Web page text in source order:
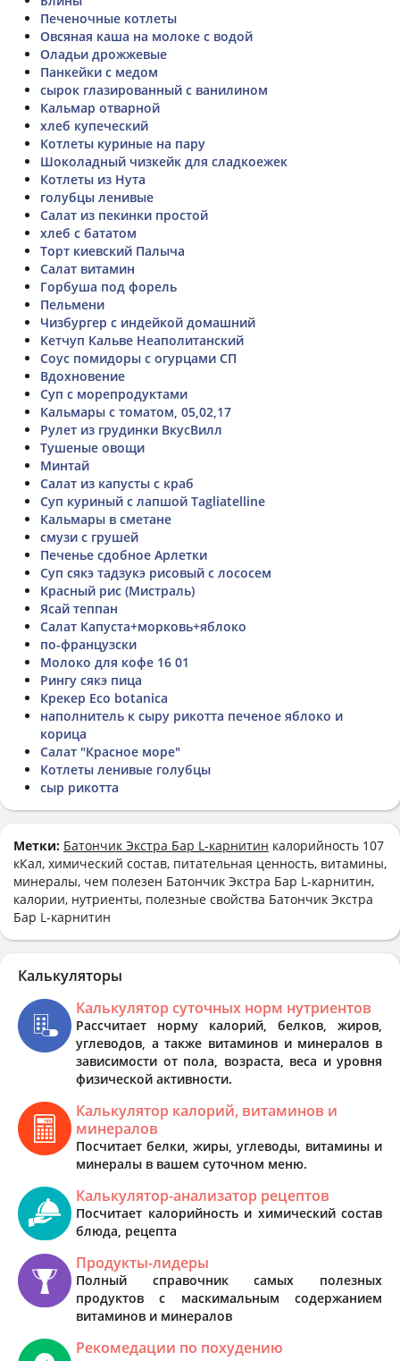
Печеночные котлеты
Овсяная каша на молоке с водой
Оладьи дрожжевые
Панкейки с медом
сырок глазированный с ванилином
Кальмар отварной
хлеб купеческий
Котлеты куриные на пару
Шоколадный чизкейк для сладкоежек
Котлеты из Нута
голубцы ленивые
Салат из пекинки простой
хлеб с бататом
Торт киевский Палыча
Салат витамин
Горбуша под форель
Пельмени
Чизбургер с индейкой домашний
Кетчуп Кальве Неаполитанский
Соус помидоры с огурцами СП
Вдохновение
Суп с морепродуктами
Кальмары с томатом, 05,02,17
Рулет из грудинки ВкусВилл
Тушеные овощи
Минтай
Салат из капусты с краб
Суп куриный с лапшой Tagliatelline
Кальмары в сметане
смузи с грушей
Печенье сдобное Арлетки
Суп сякэ тадзукэ рисовый с лососем
Красный рис (Мистраль)
Ясай теппан
Салат Капуста+морковь+яблоко
по-французски
Молоко для кофе 16 01
Рингу сякэ пица
Крекер Eco botanica
наполнитель к сыру рикотта печеное яблоко и
корица
Салат "Красное море"
Котлеты ленивые голубцы
сыр рикотта
Метки: Батончик Экстра Бар L-карнитин калорийность 107
кКал, химический состав, питательная ценность, витамины,
минералы, чем полезен Батончик Экстра Бар L-карнитин,
калории, нутриенты, полезные свойства Батончик Экстра
Бар L-карнитин
Калькуляторы
Калькулятор суточных норм нутриентов
Рассчитает норму калорий, белков, жиров,
углеводов, а также витаминов и минералов в
зависимости от пола, возраста, веса и уровня
физической активности.
Калькулятор калорий, витаминов и
минералов
Посчитает белки, жиры, углеводы, витамины и
минералы в вашем суточном меню.
Калькулятор-анализатор рецептов
Посчитает калорийность и химический состав
блюда, рецепта
Продукты-лидеры
Полный справочник самых полезных
продуктов с маскимальным содержанием
витаминов и минералов
Рекомедации по похудению